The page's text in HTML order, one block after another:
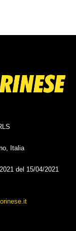
Italia
del 15/04/2021